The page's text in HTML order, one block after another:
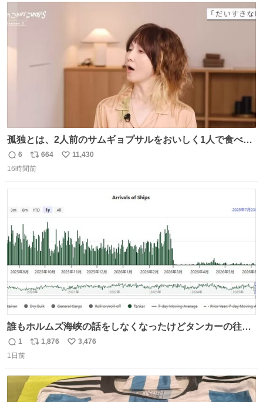
ト
孤独とは、2人前のサムギョプサルをおいしく1人で食べる
ことである←好きすぎる
返
信
6
リ
ポ
数
664
い
11,430
16時間前
誰もホルムズ海峡の話をしなくなったけどタンカーの往来
は消滅したままですねと
返
信
1
リ
ト
数
1,876
い
数
3,476
1日前